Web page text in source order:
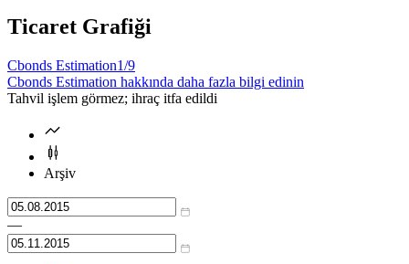
Ticaret Grafiği
Cbonds Estimation1/9
Cbonds Estimation hakkında daha fazla bilgi edinin
Tahvil işlem görmez; ihraç itfa edildi
Arşiv
—